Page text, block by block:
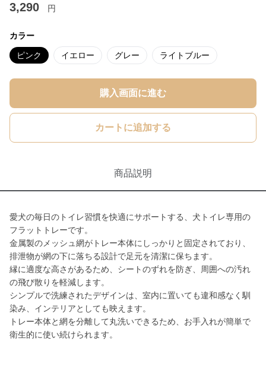
3,290 円
カラー
ピンク イエロー グレー ライトブルー
購入画面に進む
カートに追加する
商品説明
愛犬の毎日のトイレ習慣を快適にサポートする、犬トイレ専用の
フラットトレーです。
金属製のメッシュ網がトレー本体にしっかりと固定されており、
排泄物が網の下に落ちる設計で足元を清潔に保ちます。
縁に適度な高さがあるため、シートのずれを防ぎ、周囲への汚れ
の飛び散りを軽減します。
シンプルで洗練されたデザインは、室内に置いても違和感なく馴
染み、インテリアとしても映えます。
トレー本体と網を分離して丸洗いできるため、お手入れが簡単で
衛生的に使い続けられます。